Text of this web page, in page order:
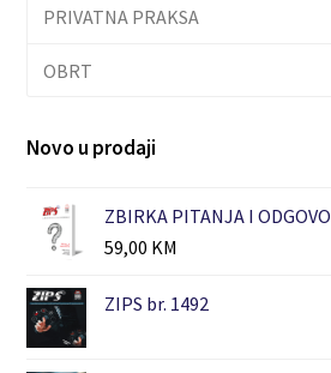
PRIVATNA PRAKSA
OBRT
Novo u prodaji
ZBIRKA PITANJA I
59,00 KM
ZIPS br. 1492